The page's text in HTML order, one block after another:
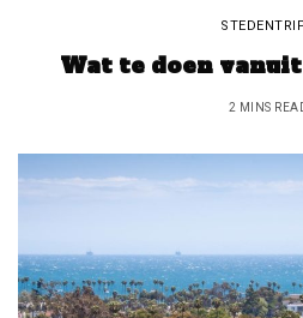
Wat te doen
2 MINS